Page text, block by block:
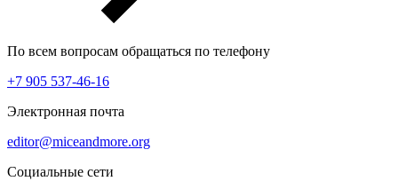
По всем вопросам обращаться по телефону
+7 905 537-46-16
Электронная почта
editor@miceandmore.org
Социальные сети